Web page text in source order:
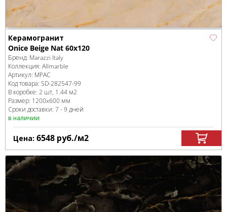
Керамогранит
Onice Beige Nat 60x120
Бренд: Marazzi Italy
Коллекция: Allmarble
Артикул: MPAC
Код товара: SD-282547-99
В коробке: 2 шт, 1.44 м2
Размер: 1200x600 мм
Сроки доставки: 7 - 9 дней
в наличии
Цена: 6548 руб./м2